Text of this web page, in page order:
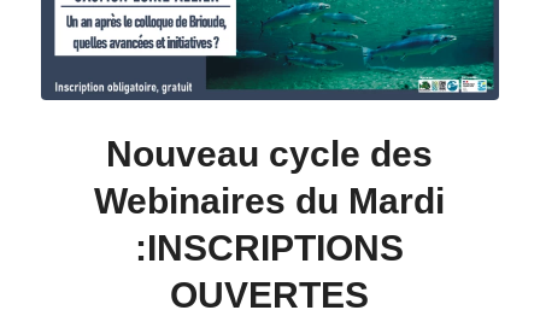
Nouveau cycle des
Webinaires du Mardi
:INSCRIPTIONS
OUVERTES